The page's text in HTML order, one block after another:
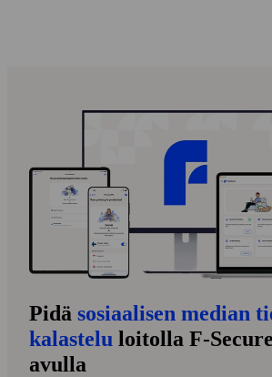
Pidä sosiaalisen median
kalastelu loitolla
avulla